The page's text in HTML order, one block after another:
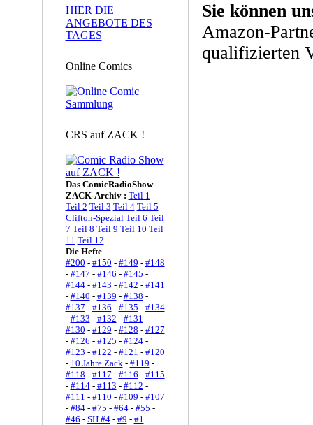
HIER DIE
ANGEBOTE DES
TAGES
Online Comics
CRS auf ZACK !
Das ComicRadioShow
ZACK-Archiv : Teil 1
Teil 2 Teil 3 Teil 4 Teil 5
Clifton-Spezial Teil 6 Teil
7 Teil 8 Teil 9 Teil 10 Teil
11 Teil 12
Die Hefte
#200 - #150 - #149 - #148
- #147 - #146 - #145 -
#144- #143 - #142 - #141
- #140 - #139 - #138 -
#137 - #136 - #135 - #134
- #133 - #132 - #131 -
#130 - #129 - #128 - #127
- #126 - #125 - #124-
#123 - #122 - #121 - #120
- 10 Jahre Zack- #119 -
#118 - #117 - #116 - #115
- #114- #113 - #112 -
#111 - #110 - #109 - #107
- #84- #75 - #64- #55 -
#46 - SH #4- #9 - #1
Sie können
Amazon-
qualifizierten